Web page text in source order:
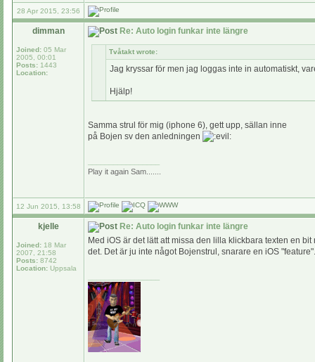
28 Apr 2015, 23:56
dimman
Joined: 05 Mar
2005, 00:01
Posts: 1443
Location:
Re: Auto login funkar inte längre
Tvåtakt wrote:
Jag kryssar för men jag loggas inte in automatiskt,
Hjälp!
Samma strul för mig (iphone 6), gett upp, sällan inne
på Bojen sv den anledningen
Play it again Sam.......
12 Jun 2015, 13:58
kjelle
Joined: 18 Mar
2007, 21:58
Posts: 8742
Location: Uppsala
Re: Auto login funkar inte längre
Med iOS är det lätt att missa den lilla klickbara texten en
det. Det är ju inte något Bojenstrul, snarare en iOS "feature".